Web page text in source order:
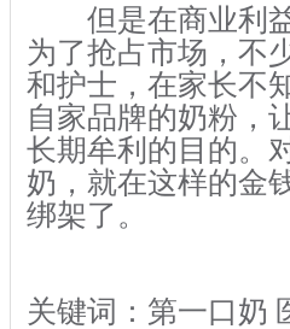
但是在商业利益
为了抢占市场，不
和护士，在家长不
自家品牌的奶粉，
长期牟利的目的。
奶，就在这样的金
绑架了。
关键词：第一口奶